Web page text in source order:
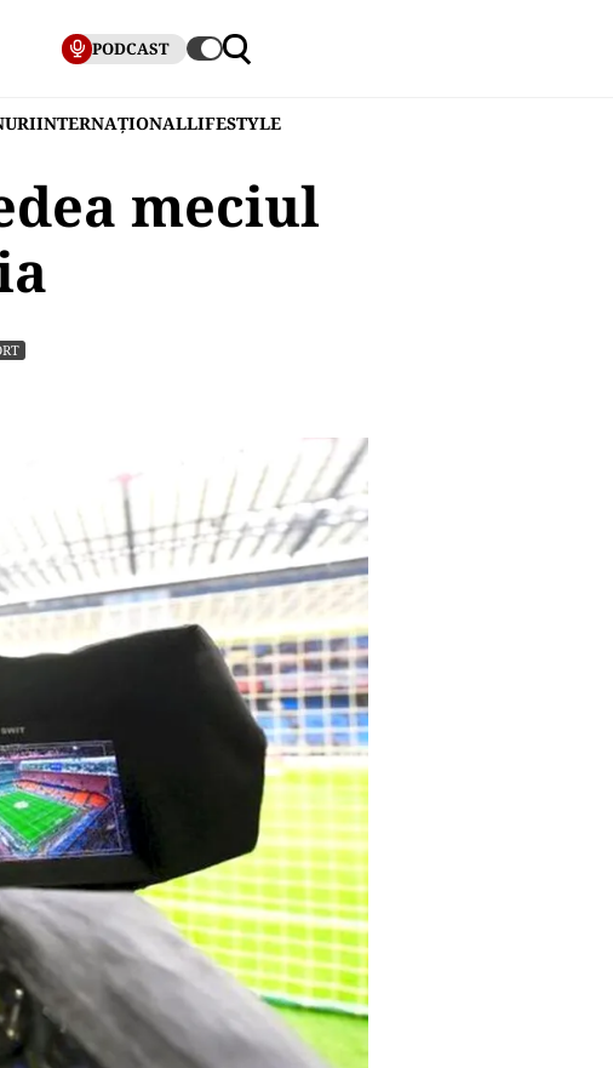
PODCAST
INTERNAȚIONALLIFESTYLE
meciul